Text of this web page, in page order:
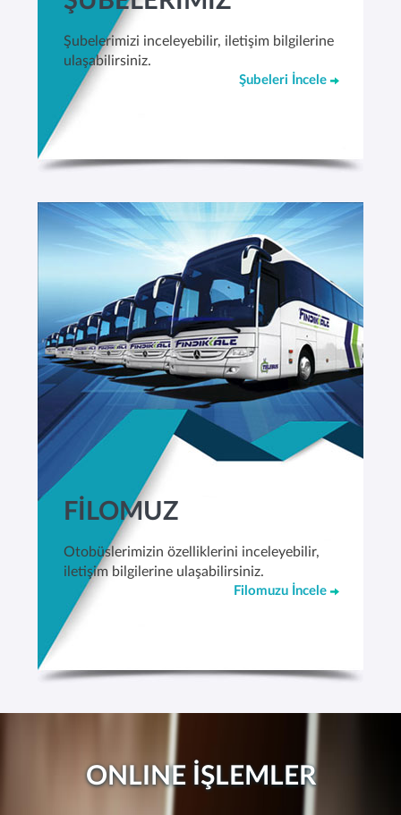
Şubelerimizi inceleyebilir, iletişim bilgilerine
ulaşabilirsiniz.
Şubeleri İncele
FİLOMUZ
Otobüslerimizin özelliklerini inceleyebilir,
iletişim bilgilerine ulaşabilirsiniz.
Filomuzu İncele
ONLINE İŞLEMLER